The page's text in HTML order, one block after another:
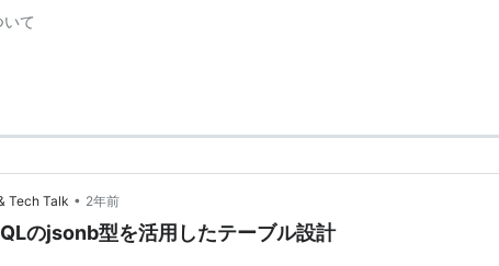
て
Tech Talk • 2年前
のjsonb型を活用したテーブル設計